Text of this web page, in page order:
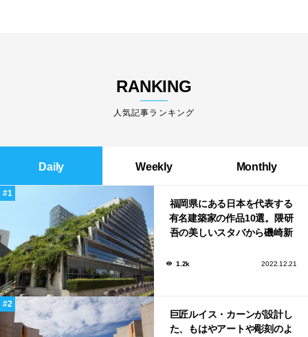
RANKING
人気記事ランキング
Daily Weekly Monthly
福岡県にある日本を代表する
有名建築家の作品10選。隈研
吾の美しいスタバから磯崎新
1.2k 2022.12.21
巨匠ルイス・カーンが設計し
た、もはやアートや彫刻のよ